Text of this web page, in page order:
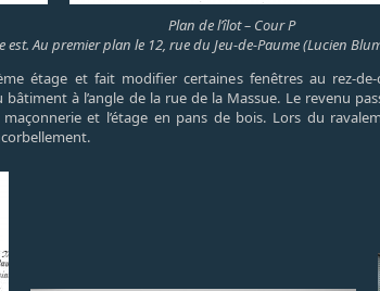
Plan de l’îlot – Cour P
est. Au premier plan le 12, rue du Jeu-de-Paume (Lucien
étage et fait modifier certaines fenêtres au rez-
à l’angle de la rue de la Massue. Le revenu
et l’étage en pans de bois. Lors du